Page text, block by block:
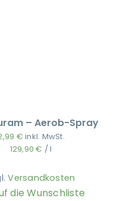
– Aerob-Spray
€ inkl. MwSt.
129,90€ /l
Versandkosten
die Wunschliste